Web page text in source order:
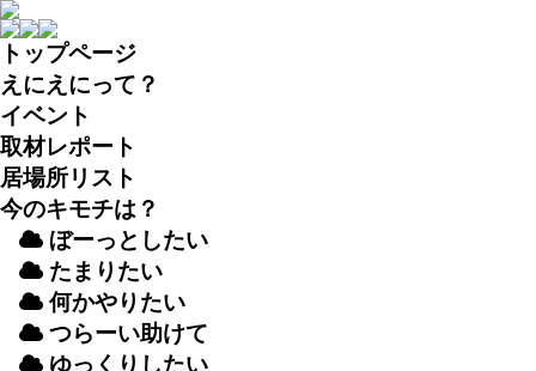
トップページ
えにえにって？
イベント
取材レポート
居場所リスト
今のキモチは？
ぼーっとしたい
たまりたい
何かやりたい
つらーい助けて
ゆっくりしたい